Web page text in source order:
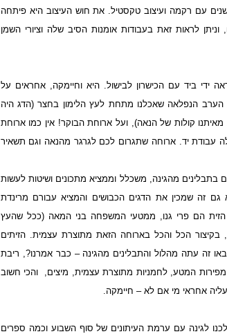
עם רקמה ועיצוב טקסטיל. את חוש העיצוב היא פיתחה
לראות זאת בעבודות אומנות הסיב שלה וציורי השמן
ידי ביד עם הכישרון לבישול. היא וחיימקה, אחראים על
הנפלאה שאכלנו מתחת לעץ הלימון בחצר (הדג היה
מאיתנו קולות של הנאה), ועל ארוחת הבוקר! אין כמו ארוחת
עבודת יד. ארוחה שתגרום לכם לגרגר מהנאה וגם תשאיר
מהגינה, משכלל וממציא מתכונים ושיטות לעשות
גם זה שמכין את הדגים הכבושים והמציא עבורם מרינדת
הזית הם פרי גנו, ממטעי המשפחה בני המאה (ככל שהעץ
הכל והכל בארוחה הזאת מתוצרת עצמית. הזיתים
זה עתה מהלול והתבלינים מהגינה – כבר אמרנו?, ריבת
המטע, לחמניות מתוצרת עצמית, מיצים,
והכי חשוב
אחראי מי אם לא – חיימקה.
לגינה עם ערמת העיתונים של סוף השבוע וכמה ספרים